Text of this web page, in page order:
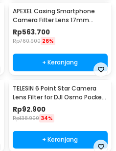
APEXEL Casing Smartphone
Camera Filter Lens 17mm
Thread iPhone 17 Pro Max - APL-
C17
Rp563.700
Rp760.900 26%
+ Keranjang
TELESIN 6 Point Star Camera
Lens Filter for DJI Osmo Pocket
3/4 - S5-FLT-51-TDJ
Rp92.900
Rp138.900 34%
+ Keranjang